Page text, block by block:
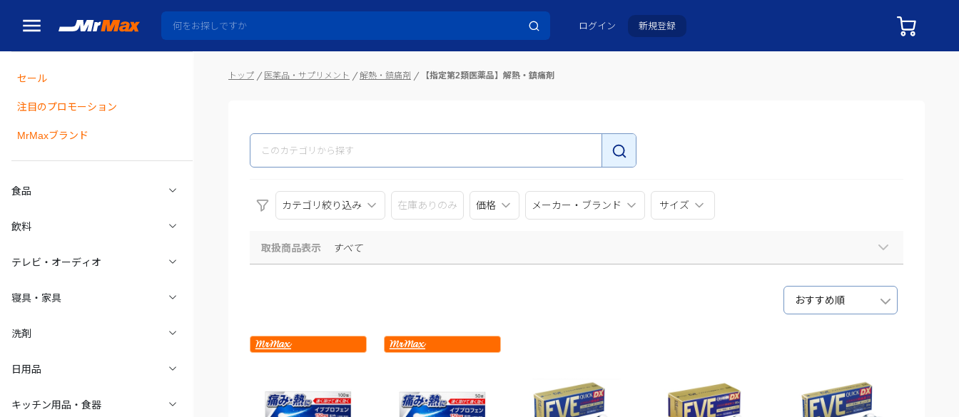
ログイン 新規登録
セール
注目のプロモーション
MrMaxブランド
食品
飲料
テレビ・オーディオ
寝具・家具
洗剤
日用品
キッチン用品・食器
トップ 医薬品・サプリメント 解熱・鎮痛剤 【指定第2類医薬品】解熱・鎮痛剤
カテゴリ絞り込み 在庫ありのみ 価格 メーカー・ブランド サイズ
取扱商品表示 すべて
おすすめ順